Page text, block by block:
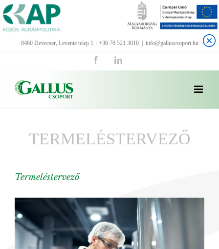
Kihagyás
8460 Devecser, Levente telep 1. | +36 70 521 3010 info@galluscsoport.hu
FacebookLinkedIn
TERMELÉSTERVEZŐ
Termeléstervező
Larger
Image